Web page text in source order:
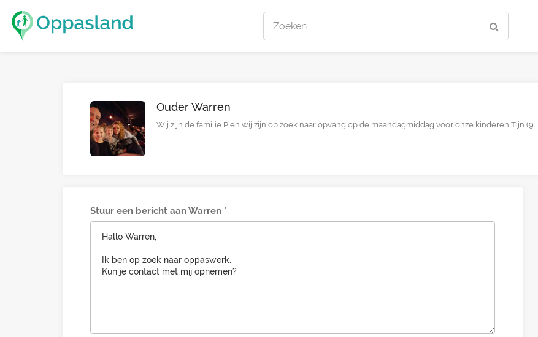
Zoeken
Ouder Warren
Wij zijn de familie P en wij zijn op zoek naar opvang op de maandagmiddag voor onze kinderen Tijn (9...
Stuur een bericht aan Warren